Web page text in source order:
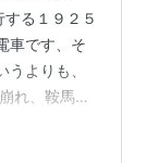
る１９２５
車です、そ
よりも、
れ、鞍馬線
も土砂崩